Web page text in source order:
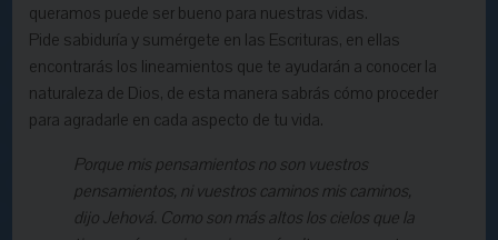
queramos puede ser bueno para nuestras vidas.
Pide sabiduría y sumérgete en las Escrituras, en ellas
encontrarás los lineamientos que te ayudarán a conocer la
naturaleza de Dios, de esta manera sabrás cómo proceder
para agradarle en cada aspecto de tu vida.
Porque mis pensamientos no son vuestros
pensamientos, ni vuestros caminos mis caminos,
dijo Jehová. Como son más altos los cielos que la